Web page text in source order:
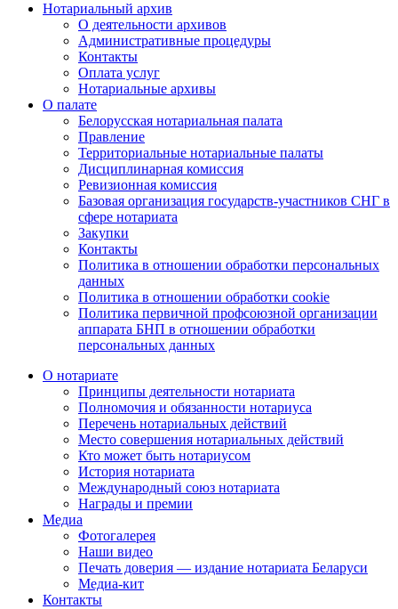
Нотариальный архив
О деятельности архивов
Административные процедуры
Контакты
Оплата услуг
Нотариальные архивы
О палате
Белорусская нотариальная палата
Правление
Территориальные нотариальные палаты
Дисциплинарная комиссия
Ревизионная комиссия
Базовая организация государств-участников СНГ в
сфере нотариата
Закупки
Контакты
Политика в отношении обработки персональных
данных
Политика в отношении обработки cookie
Политика первичной профсоюзной организации
аппарата БНП в отношении обработки
персональных данных
О нотариате
Принципы деятельности нотариата
Полномочия и обязанности нотариуса
Перечень нотариальных действий
Место совершения нотариальных действий
Кто может быть нотариусом
История нотариата
Международный союз нотариата
Награды и премии
Медиа
Фотогалерея
Наши видео
Печать доверия — издание нотариата Беларуси
Медиа-кит
Контакты